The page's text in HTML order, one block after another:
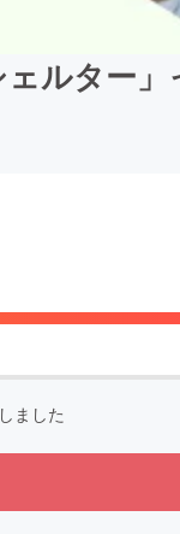
ルター
ました